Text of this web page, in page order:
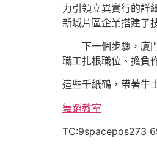
力引領立異實行的詳
新城片區企業搭建了
下一個步驟，廈
職工扎根職位、擔負
這些千紙鶴，帶著牛
舞蹈教室
TC:9spacepos273